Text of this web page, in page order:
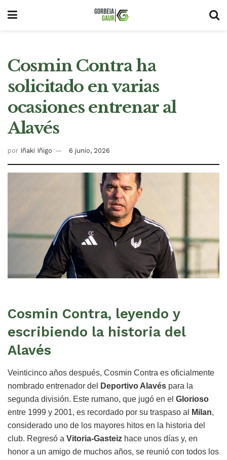
Cosmin Contra ha
solicitado en varias
ocasiones entrenar al
Alavés
por Iñaki Iñigo 6 junio, 2026
Cosmin Contra, leyendo y
escribiendo la historia del
Alavés
Veinticinco años después, Cosmin Contra es oficialmente
nombrado entrenador del
Deportivo Alavés para la
segunda división. Este rumano, que jugó en el Glorioso
entre 1999 y 2001, es recordado por su traspaso al
Milan,
considerado uno de los mayores hitos en la historia del
club. Regresó a Vitoria-Gasteiz hace unos días y, en
honor a un amigo de muchos años, se reunió con todos los